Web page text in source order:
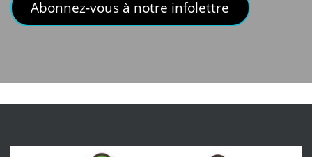
mail
Abonnez-vous à notre infolettre